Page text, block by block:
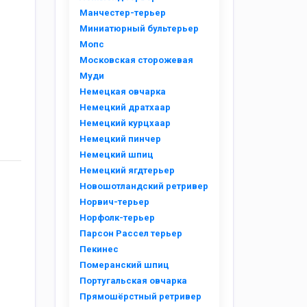
Манчестер-терьер
Миниатюрный бультерьер
Мопс
Московская сторожевая
Муди
Немецкая овчарка
Немецкий дратхаар
Немецкий курцхаар
Немецкий пинчер
Немецкий шпиц
Немецкий ягдтерьер
Новошотландский ретривер
Норвич-терьер
Норфолк-терьер
Парсон Рассел терьер
Пекинес
Померанский шпиц
Португальская овчарка
Прямошёрстный ретривер